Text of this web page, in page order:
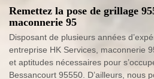
Remettez la pose de grillage
maconnerie 95
Disposant de plusieurs années
entreprise HK Services, maconnerie
et aptitudes nécessaires pour
Bessancourt 95550. D’ailleurs, nous